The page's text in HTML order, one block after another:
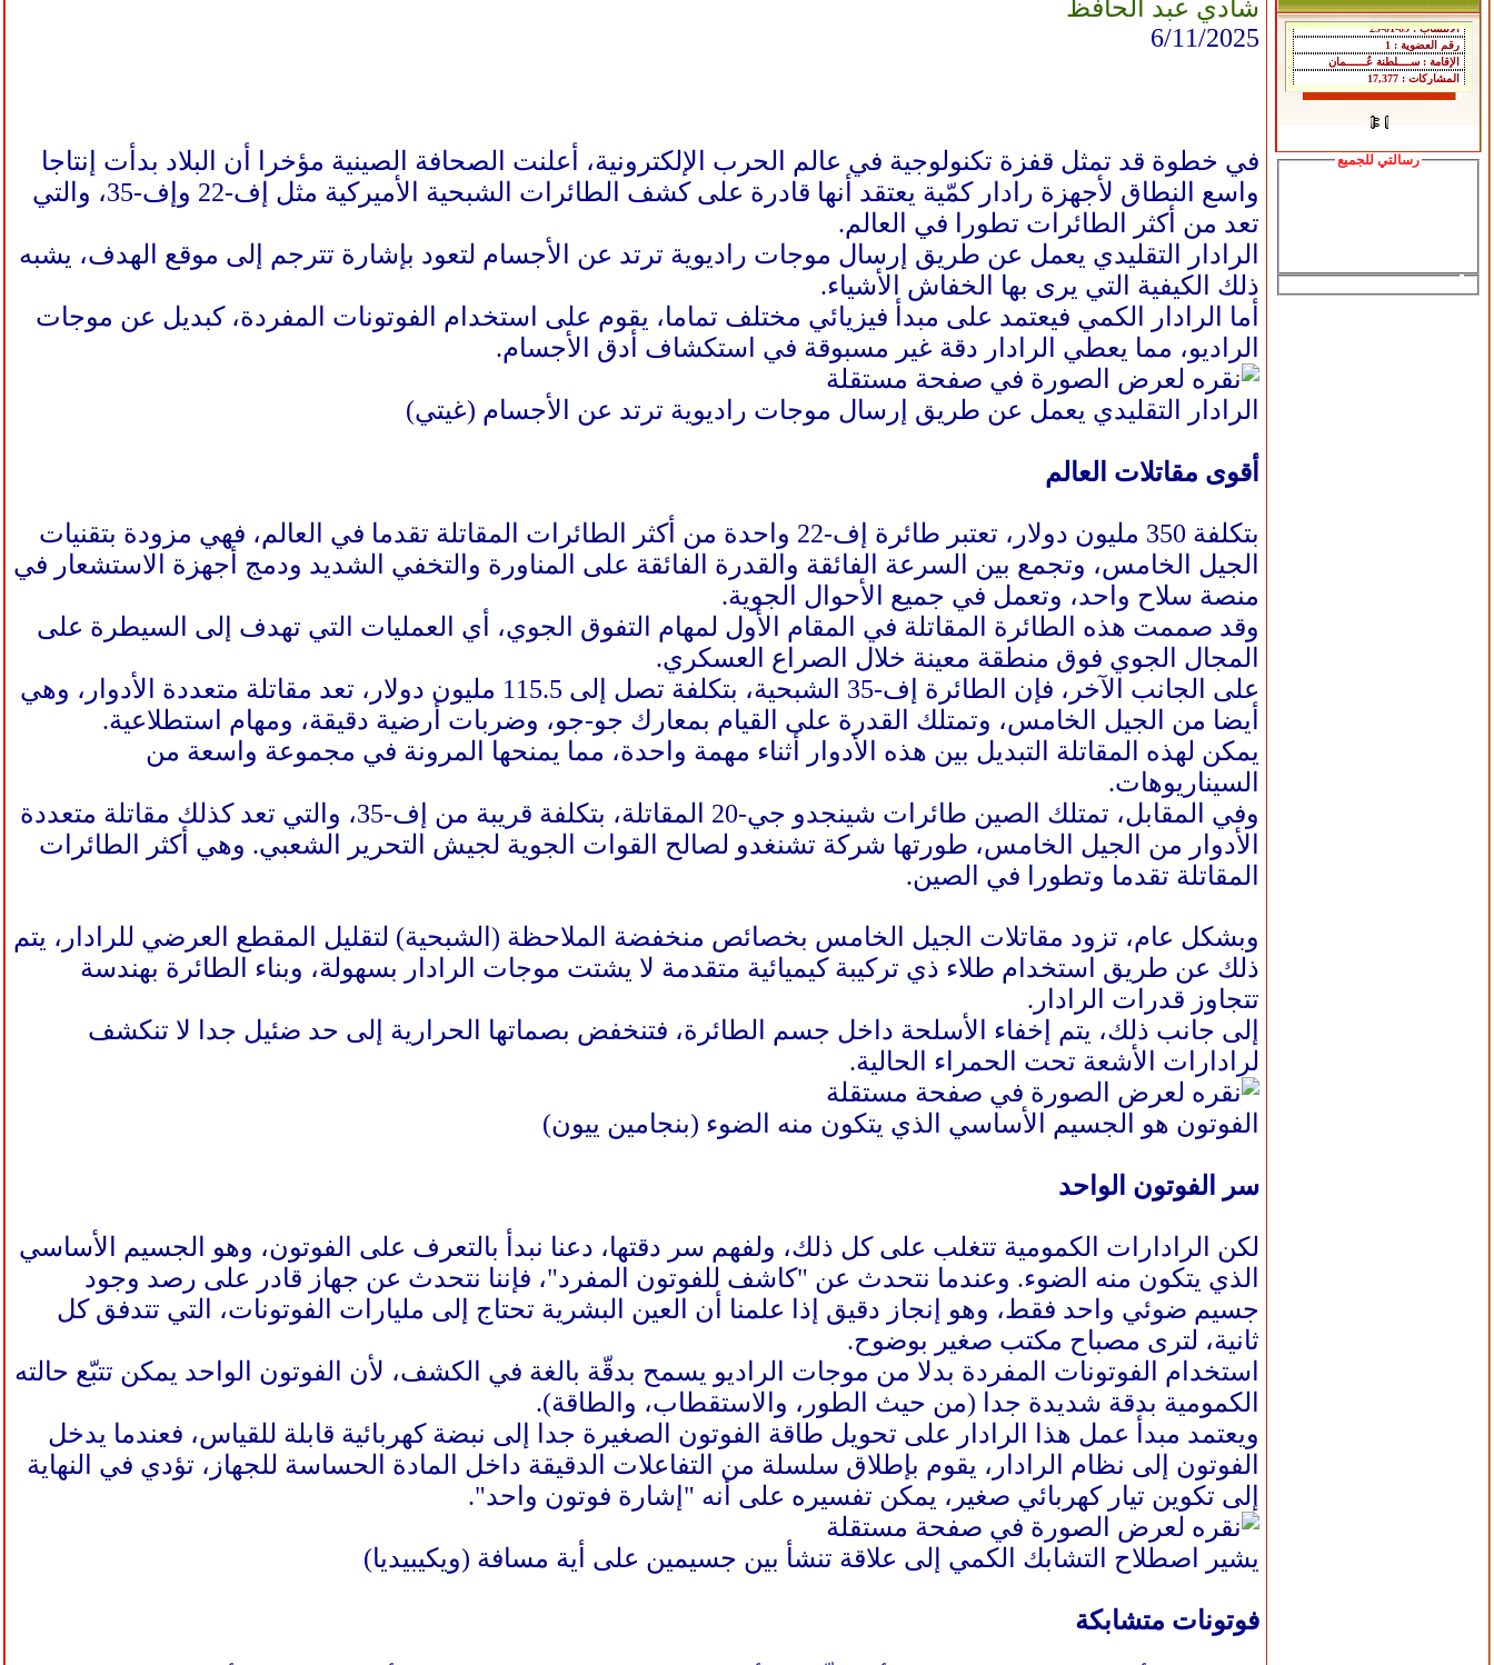
رسالتي للجميع
شادي عبد الحافظ
6/11/2025
في خطوة قد تمثل قفزة تكنولوجية في عالم الحرب الإلكترونية، أعلنت الصحافة الصينية مؤخرا أن البلاد بدأت إنتاجا
واسع النطاق لأجهزة رادار كمّية يعتقد أنها قادرة على كشف الطائرات الشبحية الأميركية مثل إف-22 وإف-35، والتي
تعد من أكثر الطائرات تطورا في العالم.
الرادار التقليدي يعمل عن طريق إرسال موجات راديوية ترتد عن الأجسام لتعود بإشارة تترجم إلى موقع الهدف، يشبه
ذلك الكيفية التي يرى بها الخفاش الأشياء.
أما الرادار الكمي فيعتمد على مبدأ فيزيائي مختلف تماما، يقوم على استخدام الفوتونات المفردة، كبديل عن موجات
الراديو، مما يعطي الرادار دقة غير مسبوقة في استكشاف أدق الأجسام.
الرادار التقليدي يعمل عن طريق إرسال موجات راديوية ترتد عن الأجسام (غيتي)
أقوى مقاتلات العالم
بتكلفة 350 مليون دولار، تعتبر طائرة إف-22 واحدة من أكثر الطائرات المقاتلة تقدما في العالم، فهي مزودة بتقنيات
الجيل الخامس، وتجمع بين السرعة الفائقة والقدرة الفائقة على المناورة والتخفي الشديد ودمج أجهزة الاستشعار في
منصة سلاح واحد، وتعمل في جميع الأحوال الجوية.
وقد صممت هذه الطائرة المقاتلة في المقام الأول لمهام التفوق الجوي، أي العمليات التي تهدف إلى السيطرة على
المجال الجوي فوق منطقة معينة خلال الصراع العسكري.
على الجانب الآخر، فإن الطائرة إف-35 الشبحية، بتكلفة تصل إلى 115.5 مليون دولار، تعد مقاتلة متعددة الأدوار، وهي
أيضا من الجيل الخامس، وتمتلك القدرة على القيام بمعارك جو-جو، وضربات أرضية دقيقة، ومهام استطلاعية.
يمكن لهذه المقاتلة التبديل بين هذه الأدوار أثناء مهمة واحدة، مما يمنحها المرونة في مجموعة واسعة من
السيناريوهات.
وفي المقابل، تمتلك الصين طائرات شينجدو جي-20 المقاتلة، بتكلفة قريبة من إف-35، والتي تعد كذلك مقاتلة متعددة
الأدوار من الجيل الخامس، طورتها شركة تشنغدو لصالح القوات الجوية لجيش التحرير الشعبي. وهي أكثر الطائرات
المقاتلة تقدما وتطورا في الصين.
وبشكل عام، تزود مقاتلات الجيل الخامس بخصائص منخفضة الملاحظة (الشبحية) لتقليل المقطع العرضي للرادار، يتم
ذلك عن طريق استخدام طلاء ذي تركيبة كيميائية متقدمة لا يشتت موجات الرادار بسهولة، وبناء الطائرة بهندسة
تتجاوز قدرات الرادار.
إلى جانب ذلك، يتم إخفاء الأسلحة داخل جسم الطائرة، فتنخفض بصماتها الحرارية إلى حد ضئيل جدا لا تنكشف
لرادارات الأشعة تحت الحمراء الحالية.
الفوتون هو الجسيم الأساسي الذي يتكون منه الضوء (بنجامين ييون)
سر الفوتون الواحد
لكن الرادارات الكمومية تتغلب على كل ذلك، ولفهم سر دقتها، دعنا نبدأ بالتعرف على الفوتون، وهو الجسيم الأساسي
الذي يتكون منه الضوء. وعندما نتحدث عن "كاشف للفوتون المفرد"، فإننا نتحدث عن جهاز قادر على رصد وجود
جسيم ضوئي واحد فقط، وهو إنجاز دقيق إذا علمنا أن العين البشرية تحتاج إلى مليارات الفوتونات، التي تتدفق كل
ثانية، لترى مصباح مكتب صغير بوضوح.
استخدام الفوتونات المفردة بدلا من موجات الراديو يسمح بدقّة بالغة في الكشف، لأن الفوتون الواحد يمكن تتبّع حالته
الكمومية بدقة شديدة جدا (من حيث الطور، والاستقطاب، والطاقة).
ويعتمد مبدأ عمل هذا الرادار على تحويل طاقة الفوتون الصغيرة جدا إلى نبضة كهربائية قابلة للقياس، فعندما يدخل
الفوتون إلى نظام الرادار، يقوم بإطلاق سلسلة من التفاعلات الدقيقة داخل المادة الحساسة للجهاز، تؤدي في النهاية
إلى تكوين تيار كهربائي صغير، يمكن تفسيره على أنه "إشارة فوتون واحد".
يشير اصطلاح التشابك الكمي إلى علاقة تنشأ بين جسيمين على أية مسافة (ويكيبيديا)
فوتونات متشابكة